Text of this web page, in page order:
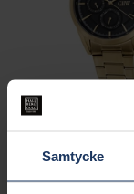
Samtycke